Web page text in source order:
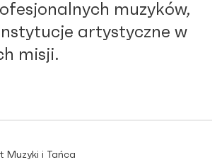
muzyków,
artystyczne w
misji.
Muzyki i Tańca